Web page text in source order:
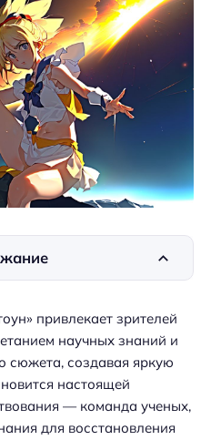
привлекает зрителей
научных знаний и
сюжета, создавая яркую
настоящей
— команда ученых,
для восстановления